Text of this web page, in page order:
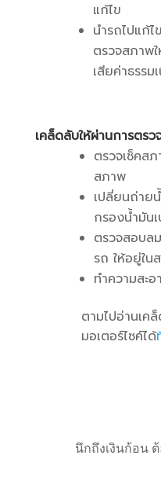
แก้ไข
นำรถไปแก้
ตรวจสภาพ
เสียค่าธรรม
เคล็ดลับให้ผ่านการตร
ตรวจเช็คส
สภาพ
เปลี่ยนถ่าย
กรองน้ำมัน
ตรวจสอบล
รถ ให้อยู่ใน
ทำความสะ
ตามไปอ่านเค
มอเตอร์ไซค์ได้
นึกถึงเงินก้อน ต้